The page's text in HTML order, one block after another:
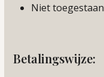
Niet toegestaan
Betalingswijze: